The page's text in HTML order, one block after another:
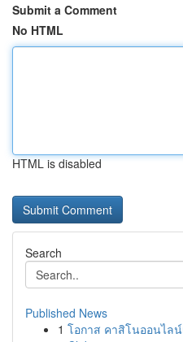
Submit a Comment
No HTML
HTML is disabled
Search
Published News
1 โอกาส คาสิโนออนไล